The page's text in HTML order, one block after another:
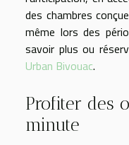
des chambres
même lors des
savoir plus ou
Urban Bivouac.
Profiter des
minute